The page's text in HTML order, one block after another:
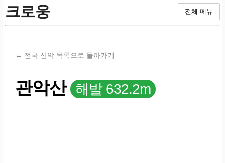
크로웅 전체 메뉴
← 전국 산악 목록으로 돌아가기
관악산 해발 632.2m